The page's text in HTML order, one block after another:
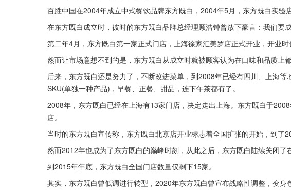
百胜中国在2004年成立中式餐饮品牌东方既白，2004年5月，东方既白实验
在东方既白成立时，彼时的东方既白品牌总经理顾浩钟曾放下豪言：我们要
第二年4月，东方既白第一家正式门店，上海徐家汇美罗店正式开业，开业时
然而让市场意想不到的是，东方既白从成立时就被顾客认为在口味和品质上都
后来，东方既白还是努力了，不断改进菜单，到2008年已经有四川、上海
SKU(单独一种产品)，早餐、正餐、甜品，连下午茶都有了。
2008年，东方既白已经在上海有13家门店，决定走出上海。东方既白于
店。
当时的东方既白宣传称，东方既白北京店开业标志着全国扩张的开始，到了
然而2012年也成为了东方既白的巅峰时刻，从此之后，东方既白陆续关闭了
到2015年年底，东方既白全国门店数量仅剩下15家。
其实，东方既白曾低调进行转型，2020年东方既白曾宣布战略性调整，变身